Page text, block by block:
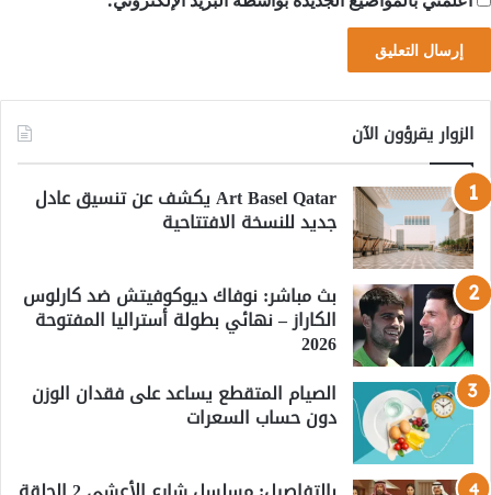
الزوار يقرؤون الآن
Art Basel Qatar يكشف عن تنسيق عادل
جديد للنسخة الافتتاحية
بث مباشر: نوفاك ديوكوفيتش ضد كارلوس
الكاراز – نهائي بطولة أستراليا المفتوحة
2026
الصيام المتقطع يساعد على فقدان الوزن
دون حساب السعرات